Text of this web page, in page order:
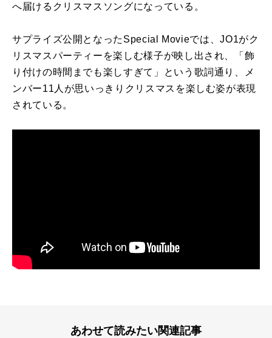
へ届けるクリスマスソングになっている。
サプライズ公開となったSpecial Movieでは、JO1がク
リスマスパーティーを楽しむ様子が映し出され、「飾
り付けの時間までも楽しすぎて」という歌詞通り、メ
ンバー11人が思いっきりクリスマスを楽しむ姿が表現
されている。
あわせて読みたい関連記事